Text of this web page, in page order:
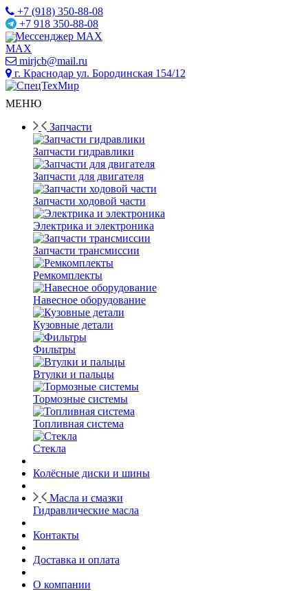
+7 (918) 350-88-08
+7 918 350-88-08
Мессенджер MAX
mirjcb@mail.ru
г. Краснодар ул. Бородинская 154/12
МЕНЮ
Запчасти
Запчасти гидравлики
Запчасти для двигателя
Запчасти ходовой части
Электрика и электроника
Запчасти трансмиссии
Ремкомплекты
Навесное оборудование
Кузовные детали
Фильтры
Втулки и пальцы
Тормозные системы
Топливная система
Стекла
Колёсные диски и шины
Масла и смазки
Гидравлические масла
Контакты
Доставка и оплата
О компании